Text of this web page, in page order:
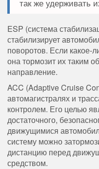
так же удерживать
ESP (система
стабилизирует
поворотов. Если какое-
она тормозит их таким
направление.
ACC (Adaptive Cruise
автомагистралях и
контролем. Его целью
достаточного,
движущимися
систему можно
дистанцию перед
средством.